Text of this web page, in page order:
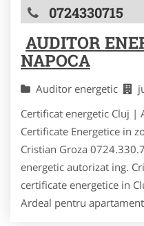
0724330715
AUDITOR
NAPOCA
Auditor energetic
Certificat energetic Cluj |
Certificate Energetice in
Cristian Groza
energetic autorizat ing.
certificate energetice in
Ardeal pentru